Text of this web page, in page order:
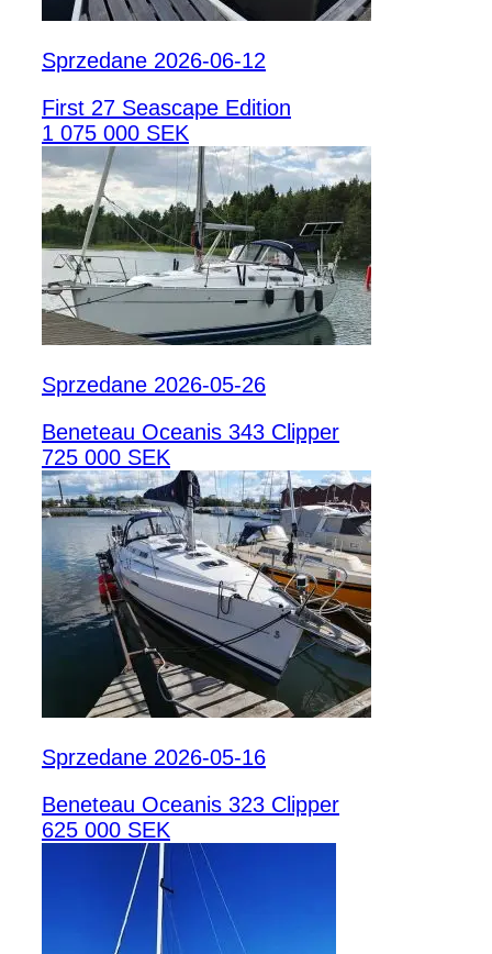
Sprzedane 2026-06-12
First 27 Seascape Edition
1 075 000 SEK
Sprzedane 2026-05-26
Beneteau Oceanis 343 Clipper
725 000 SEK
Sprzedane 2026-05-16
Beneteau Oceanis 323 Clipper
625 000 SEK